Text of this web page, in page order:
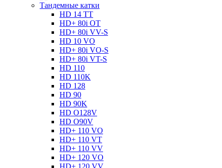
Тандемные катки
HD 14 TT
HD+ 80i OT
HD+ 80i VV-S
HD 10 VO
HD+ 80i VO-S
HD+ 80i VT-S
HD 110
HD 110K
HD 128
HD 90
HD 90K
HD O128V
HD O90V
HD+ 110 VO
HD+ 110 VT
HD+ 110 VV
HD+ 120 VO
HD+ 120 VV